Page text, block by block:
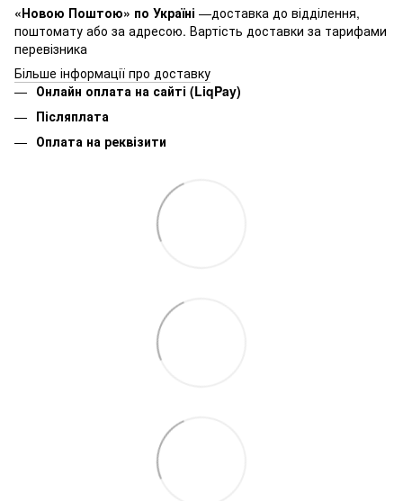
«Новою Поштою» по Україні —доставка до відділення,
поштомату або за адресою. Вартість доставки за тарифами
перевізника
Більше інформації про доставку
Онлайн оплата на сайті (LiqPay)
Післяплата
Оплата на реквізити